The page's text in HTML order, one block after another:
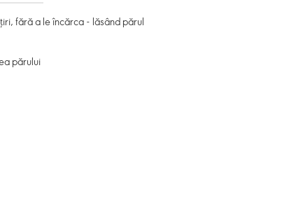
fără a le încărca - lăsând părul
părului